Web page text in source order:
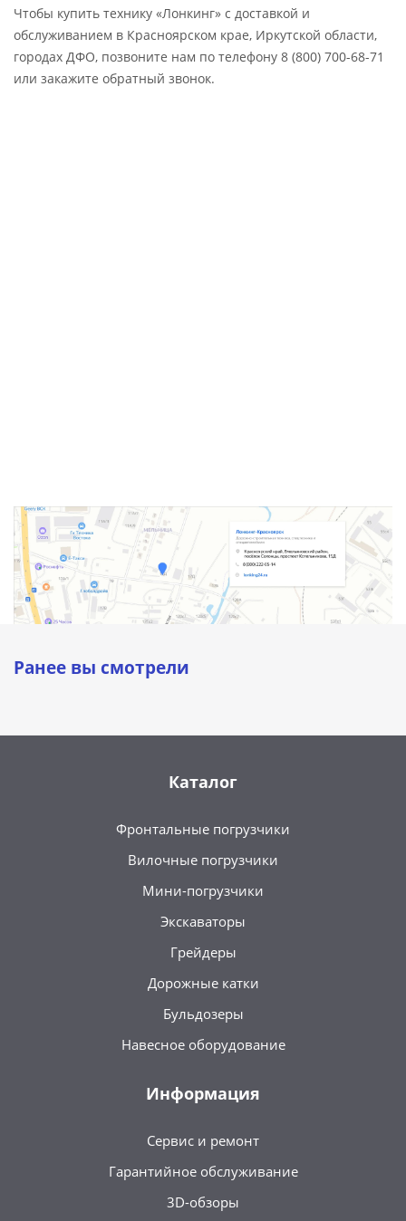
Чтобы купить технику «Лонкинг» с доставкой и
обслуживанием в Красноярском крае, Иркутской области,
городах ДФО, позвоните нам по телефону 8 (800) 700-68-71
или закажите обратный звонок.
Ранее вы смотрели
Каталог
Фронтальные погрузчики
Вилочные погрузчики
Мини-погрузчики
Экскаваторы
Грейдеры
Дорожные катки
Бульдозеры
Навесное оборудование
Информация
Сервис и ремонт
Гарантийное обслуживание
3D-обзоры